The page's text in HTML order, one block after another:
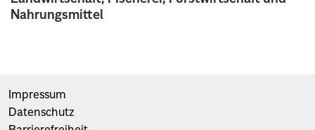
Nahrungsmittel
Impressum
Datenschutz